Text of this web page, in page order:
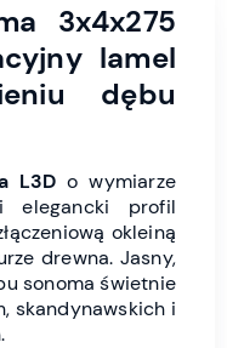
3x4x275
lamel
dębu
L3D o wymiarze
profil
okleiną
drewna. Jasny,
sonoma świetnie
skandynawskich i